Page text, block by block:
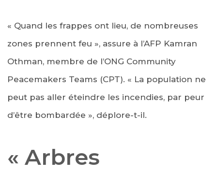
« Quand les frappes ont lieu, de nombreuses
zones prennent feu », assure à l’AFP Kamran
Othman, membre de l’ONG Community
Peacemakers Teams (CPT). « La population ne
peut pas aller éteindre les incendies, par peur
d’être bombardée », déplore-t-il.
« Arbres